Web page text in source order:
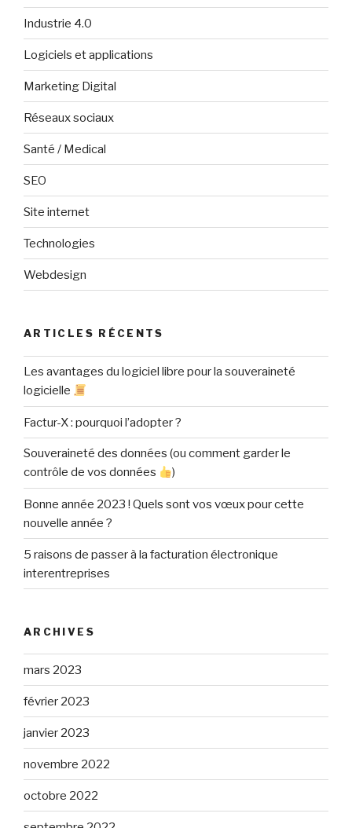
Industrie 4.0
Logiciels et applications
Marketing Digital
Réseaux sociaux
Santé / Medical
SEO
Site internet
Technologies
Webdesign
ARTICLES RÉCENTS
Les avantages du logiciel libre pour la souveraineté
logicielle
Factur-X : pourquoi l’adopter ?
Souveraineté des données (ou comment garder le
contrôle de vos données
)
Bonne année 2023 ! Quels sont vos vœux pour cette
nouvelle année ?
5 raisons de passer à la facturation électronique
interentreprises
ARCHIVES
mars 2023
février 2023
janvier 2023
novembre 2022
octobre 2022